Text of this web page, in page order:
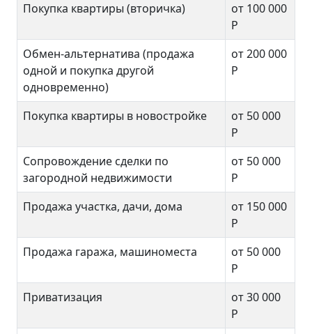
Покупка квартиры (вторичка)
от 100 000
Р
Обмен-альтернатива (продажа
одной и покупка другой
одновременно)
от 200 000
Р
Покупка квартиры в новостройке
от 50 000
Р
Сопровождение сделки по
загородной недвижимости
от 50 000
Р
Продажа участка, дачи, дома
от 150 000
Р
Продажа гаража, машиноместа
от 50 000
Р
Приватизация
от 30 000
Р